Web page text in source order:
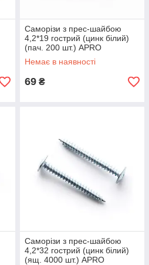
Саморізи з прес-шайбою
4,2*19 гострий (цинк білий)
(пач. 200 шт.) APRO
Немає в наявності
69 ₴
Саморізи з прес-шайбою
4,2*32 гострий (цинк білий)
(ящ. 4000 шт.) APRO